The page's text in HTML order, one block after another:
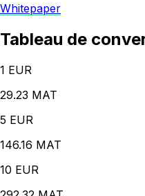
Whitepaper
Tableau de
1 EUR
29.23 MAT
5 EUR
146.16 MAT
10 EUR